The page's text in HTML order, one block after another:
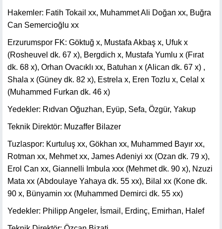
Hakemler: Fatih Tokail xx, Muhammet Ali Doğan xx, Buğra
Can Semercioğlu xx
Erzurumspor FK: Göktuğ x, Mustafa Akbaş x, Ufuk x
(Rosheuvel dk. 67 x), Bergdich x, Mustafa Yumlu x (Fırat
dk. 68 x), Orhan Ovacıklı xx, Batuhan x (Alican dk. 67 x) ,
Shala x (Güney dk. 82 x), Estrela x, Eren Tozlu x, Celal x
(Muhammed Furkan dk. 46 x)
Yedekler: Rıdvan Oğuzhan, Eyüp, Sefa, Özgür, Yakup
Teknik Direktör: Muzaffer Bilazer
Tuzlaspor: Kurtuluş xx, Gökhan xx, Muhammed Bayır xx,
Rotman xx, Mehmet xx, James Adeniyi xx (Ozan dk. 79 x),
Erol Can xx, Giannelli Imbula xxx (Mehmet dk. 90 x), Nzuzi
Mata xx (Abdoulaye Yahaya dk. 55 xx), Bilal xx (Kone dk.
90 x, Bünyamin xx (Muhammed Demirci dk. 55 xx)
Yedekler: Philipp Angeler, İsmail, Erdinç, Emirhan, Halef